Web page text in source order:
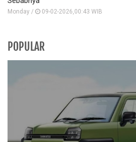
Monday / 09-02-2026,00:43 WIB
POPULAR